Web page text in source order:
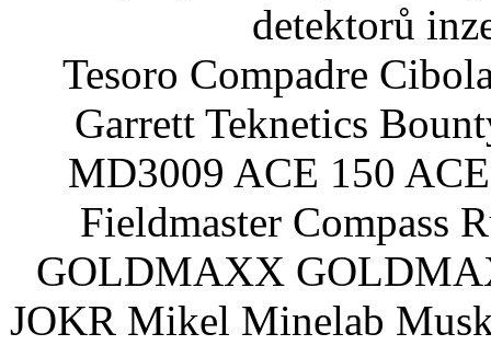
detektorů
Tesoro Compadre
Garrett Teknetics
MD3009 ACE 150
Fieldmaster Compass
GOLDMAXX
JOKR Mikel Minelab